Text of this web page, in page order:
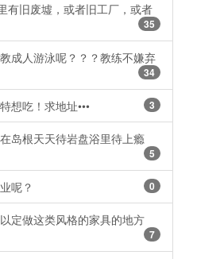
有旧废墟，或者旧工厂，或者
35
成人游泳呢？？？教练不嫌弃
34
想吃！求地址••• 3
岛根天天待岩盘浴里待上瘾
5
呢？ 0
定做这类风格的家具的地方
7